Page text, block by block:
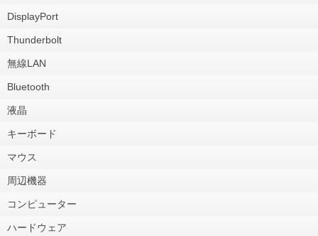
DisplayPort
Thunderbolt
無線LAN
Bluetooth
液晶
キーボード
マウス
周辺機器
コンピューター
ハードウェア